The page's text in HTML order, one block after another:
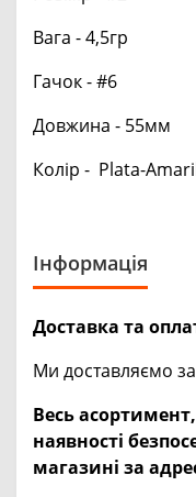
Вага - 4,5гр
Гачок - #6
Довжина - 55мм
Колір - Plata-
Інформація
Доставка та
Ми доставляємо
Весь
наявності
магазині за